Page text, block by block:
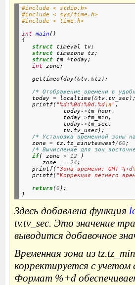
#include < stdio.h>
#include < sys/time.h>
#include < time.h>
int
main ()
{
struct timeval tv;
struct timezone tz;
struct tm *today;
int
   gettimeofday(
&tv,&
/* Отображение времени в
   today
= localtime(&
   printf(
"%d:%0d:%0d.%d\n" ,
            today
->tm_hour,
            today
->tm_min,
            today
->tm_sec,
            tv.tv_usec);
/* Установка временной зоны
   zone
= tz.tz_minuteswest/60;
/* Вычисление для зон
if( zone > 12
)
      zone
-= 24;
   printf(
"Зона времени: GMT %+d
   printf(
"Коррекция летнего
return (0);
Здесь добавлена функция
tv.tv_sec. Это значение
выводится добавочное
Временная зона из
корректируется с учетом
Формат %+d